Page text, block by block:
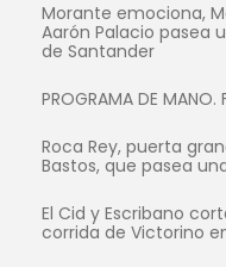
Morante emociona,
Aarón Palacio pasea
de Santander
PROGRAMA DE MANO.
Roca Rey, puerta
Bastos, que pasea
El Cid y Escribano
corrida de Victorino